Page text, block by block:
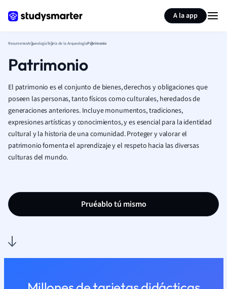
A la app
ResumenesArqueologíaTeoría de la ArqueologíaPatrimonio
Patrimonio
El patrimonio es el conjunto de bienes, derechos y obligaciones que
poseen las personas, tanto físicos como culturales, heredados de
generaciones anteriores. Incluye monumentos, tradiciones,
expresiones artísticas y conocimientos, y es esencial para la identidad
cultural y la historia de una comunidad. Proteger y valorar el
patrimonio fomenta el aprendizaje y el respeto hacia las diversas
culturas del mundo.
Pruéablo tú mismo
Resumir página